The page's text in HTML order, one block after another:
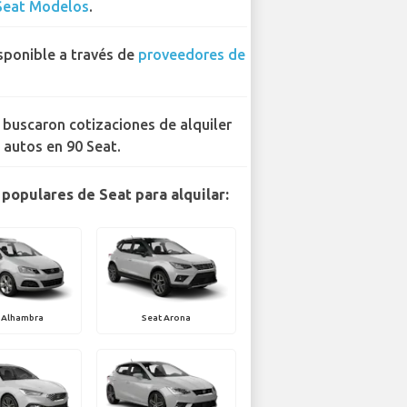
Modelos.
a través de proveedores de
buscaron cotizaciones de alquiler
autos en 90 Seat.
de Seat para alquilar:
Seat Arona